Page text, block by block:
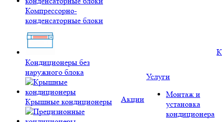
Компрессорно-
конденсаторные блоки
Кондиционеры без
наружного блока
Крышные кондиционеры Акции
Услуги
Монтаж и
установка
кондиционера